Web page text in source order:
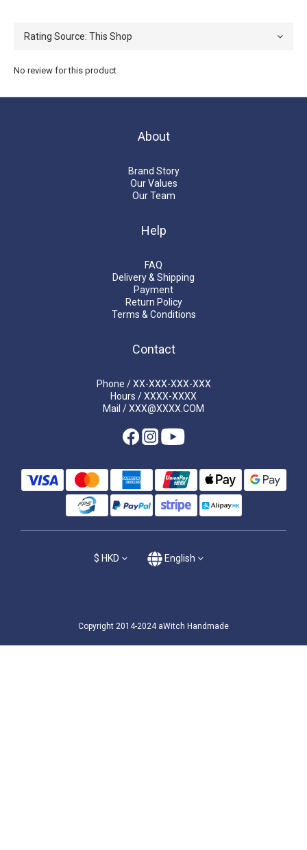
No review for this product
About
Brand Story
Our Values
Our Team
Help
FAQ
Delivery & Shipping
Payment
Return Policy
Terms & Conditions
Contact
Phone / XX-XXX-XXX-XXX
Hours / XXXX-XXXX
Mail / XXX@XXXX.COM
$ HKD English
Copyright 2014-2024 aWitch Handmade